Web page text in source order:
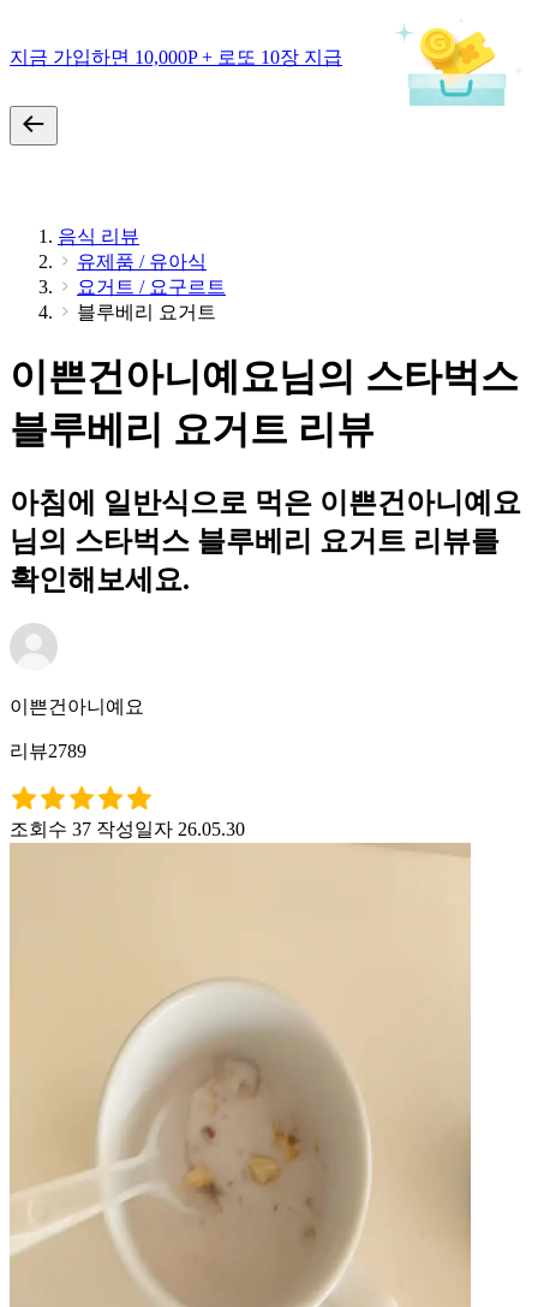
지금 가입하면 10,000P + 로또 10장 지급
음식 리뷰
유제품 / 유아식
요거트 / 요구르트
블루베리 요거트
이쁜건아니예요님의 스타벅스
블루베리 요거트 리뷰
아침에 일반식으로 먹은 이쁜건아니예요
님의 스타벅스 블루베리 요거트 리뷰를
확인해보세요.
이쁜건아니예요
리뷰2789
조회수 37 작성일자 26.05.30